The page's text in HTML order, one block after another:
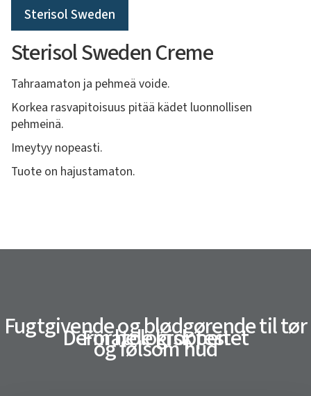
Sterisol Sweden
Sterisol Sweden Creme
Tahraamaton ja pehmeä voide.
Korkea rasvapitoisuus pitää kädet luonnollisen
pehmeinä.
Imeytyy nopeasti.
Tuote on hajustamaton.
Fugtgivende og blødgørende til tør
og følsom hud
Dermatologisk testet
For hele kroppen